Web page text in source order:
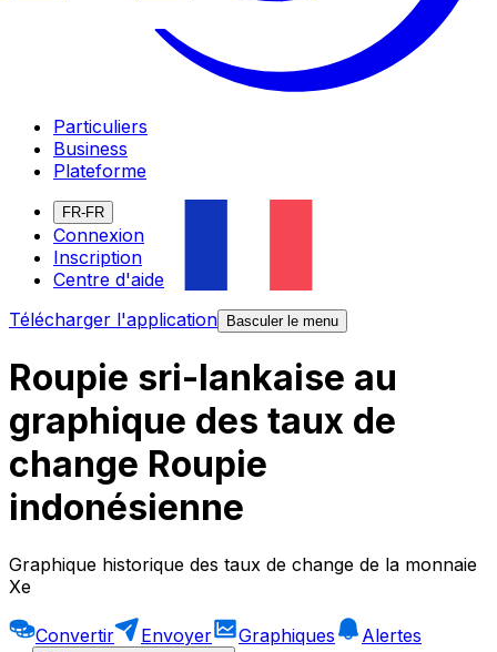
Particuliers
Business
Plateforme
FR-FR
Connexion
Inscription
Centre d'aide
Télécharger l'application
Basculer le menu
Roupie sri-lankaise au
graphique des taux de
change Roupie
indonésienne
Graphique historique des taux de change de la monnaie
Xe
Convertir Envoyer Graphiques
Alertes